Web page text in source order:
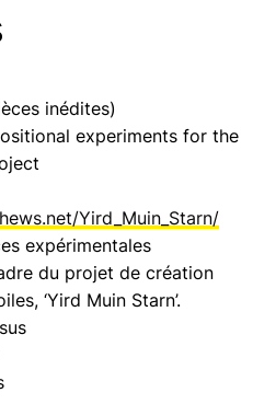
inédites)
experiments for the
Yird_Muin_Starn/
expérimentales
du projet de création
‘Yird Muin Starn’.